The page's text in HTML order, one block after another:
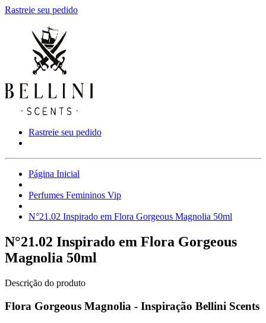
Rastreie seu pedido
Rastreie seu pedido
Página Inicial
Perfumes Femininos Vip
N°21.02 Inspirado em Flora Gorgeous Magnolia 50ml
N°21.02 Inspirado em Flora Gorgeous
Magnolia 50ml
Descrição do produto
Flora Gorgeous Magnolia - Inspiração Bellini Scents